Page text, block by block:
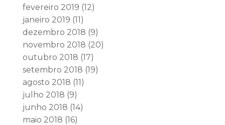
fevereiro 2019 (12)
janeiro 2019 (11)
dezembro 2018 (9)
novembro 2018 (20)
outubro 2018 (17)
setembro 2018 (19)
agosto 2018 (11)
julho 2018 (9)
junho 2018 (14)
maio 2018 (16)